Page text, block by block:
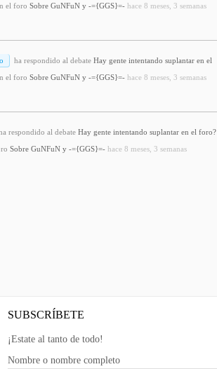
el foro Sobre GuNFuN y -={GGS}=- hace 8 meses, 3 semanas
ha respondido al debate Hay gente intentando suplantar en el
el foro Sobre GuNFuN y -={GGS}=- hace 8 meses, 3 semanas
respondido al debate Hay gente intentando suplantar en el foro?
Sobre GuNFuN y -={GGS}=- hace 8 meses, 3 semanas
SUBSCRÍBETE
¡Estate al tanto de todo!
Nombre o nombre completo